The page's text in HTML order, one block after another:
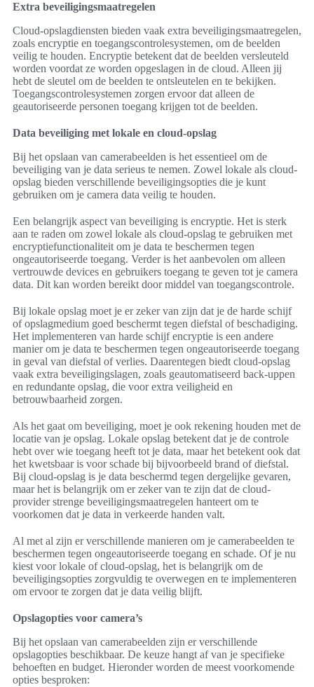
Extra beveiligingsmaatregelen
Cloud-opslagdiensten bieden vaak extra beveiligingsmaatregelen,
zoals encryptie en toegangscontrolesystemen, om de beelden
veilig te houden. Encryptie betekent dat de beelden versleuteld
worden voordat ze worden opgeslagen in de cloud. Alleen jij
hebt de sleutel om de beelden te ontsleutelen en te bekijken.
Toegangscontrolesystemen zorgen ervoor dat alleen de
geautoriseerde personen toegang krijgen tot de beelden.
Data beveiliging met lokale en cloud-opslag
Bij het opslaan van camerabeelden is het essentieel om de
beveiliging van je data serieus te nemen. Zowel lokale als cloud-
opslag bieden verschillende beveiligingsopties die je kunt
gebruiken om je camera data veilig te houden.
Een belangrijk aspect van beveiliging is encryptie. Het is sterk
aan te raden om zowel lokale als cloud-opslag te gebruiken met
encryptiefunctionaliteit om je data te beschermen tegen
ongeautoriseerde toegang. Verder is het aanbevolen om alleen
vertrouwde devices en gebruikers toegang te geven tot je camera
data. Dit kan worden bereikt door middel van toegangscontrole.
Bij lokale opslag moet je er zeker van zijn dat je de harde schijf
of opslagmedium goed beschermt tegen diefstal of beschadiging.
Het implementeren van harde schijf encryptie is een andere
manier om je data te beschermen tegen ongeautoriseerde toegang
in geval van diefstal of verlies. Daarentegen biedt cloud-opslag
vaak extra beveiligingslagen, zoals geautomatiseerd back-uppen
en redundante opslag, die voor extra veiligheid en
betrouwbaarheid zorgen.
Als het gaat om beveiliging, moet je ook rekening houden met de
locatie van je opslag. Lokale opslag betekent dat je de controle
hebt over wie toegang heeft tot je data, maar het betekent ook dat
het kwetsbaar is voor schade bij bijvoorbeeld brand of diefstal.
Bij cloud-opslag is je data beschermd tegen dergelijke gevaren,
maar het is belangrijk om er zeker van te zijn dat de cloud-
provider strenge beveiligingsmaatregelen hanteert om te
voorkomen dat je data in verkeerde handen valt.
Al met al zijn er verschillende manieren om je camerabeelden te
beschermen tegen ongeautoriseerde toegang en schade. Of je nu
kiest voor lokale of cloud-opslag, het is belangrijk om de
beveiligingsopties zorgvuldig te overwegen en te implementeren
om ervoor te zorgen dat je data veilig blijft.
Opslagopties voor camera’s
Bij het opslaan van camerabeelden zijn er verschillende
opslagopties beschikbaar. De keuze hangt af van je specifieke
behoeften en budget. Hieronder worden de meest voorkomende
opties besproken: